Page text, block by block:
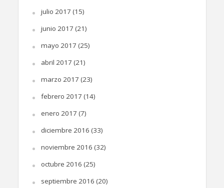
julio 2017 (15)
junio 2017 (21)
mayo 2017 (25)
abril 2017 (21)
marzo 2017 (23)
febrero 2017 (14)
enero 2017 (7)
diciembre 2016 (33)
noviembre 2016 (32)
octubre 2016 (25)
septiembre 2016 (20)